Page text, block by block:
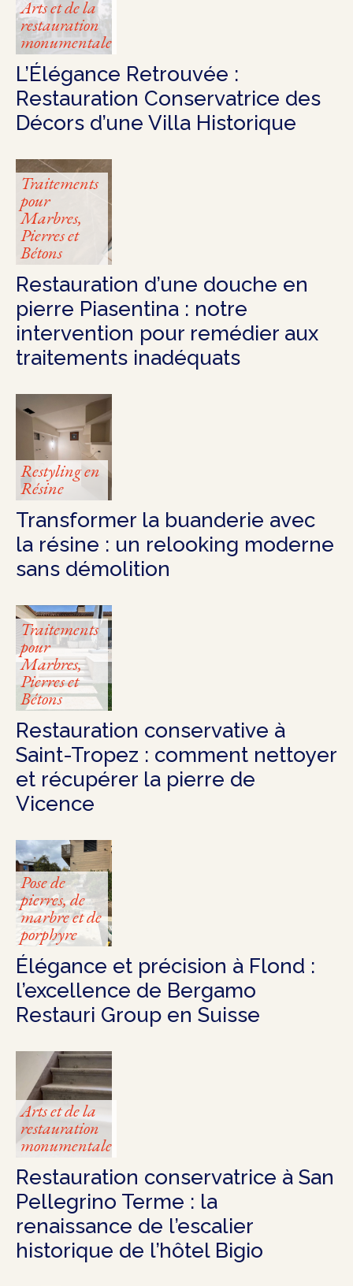
Arts et de la
restauration
monumentale
L’Élégance Retrouvée :
Restauration Conservatrice des
Décors d’une Villa Historique
Traitements
pour
Marbres,
Pierres et
Bétons
Restauration d’une douche en
pierre Piasentina : notre
intervention pour remédier aux
traitements inadéquats
Restyling en
Résine
Transformer la buanderie avec
la résine : un relooking moderne
sans démolition
Traitements
pour
Marbres,
Pierres et
Bétons
Restauration conservative à
Saint-Tropez : comment nettoyer
et récupérer la pierre de
Vicence
Pose de
pierres, de
marbre et de
porphyre
Élégance et précision à Flond :
l’excellence de Bergamo
Restauri Group en Suisse
Arts et de la
restauration
monumentale
Restauration conservatrice à San
Pellegrino Terme : la
renaissance de l’escalier
historique de l’hôtel Bigio